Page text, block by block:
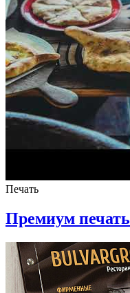
Печать
Премиум печать